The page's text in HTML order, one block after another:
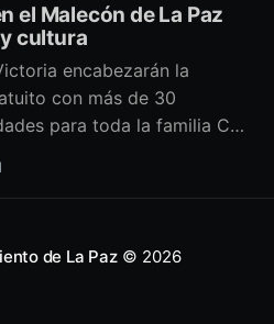
el Malecón de La Paz
cultura
encabezarán la
con más de 30
para toda la familia Con
culturales
de La Paz© 2026